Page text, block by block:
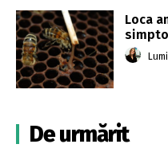
Loca
De urmărit